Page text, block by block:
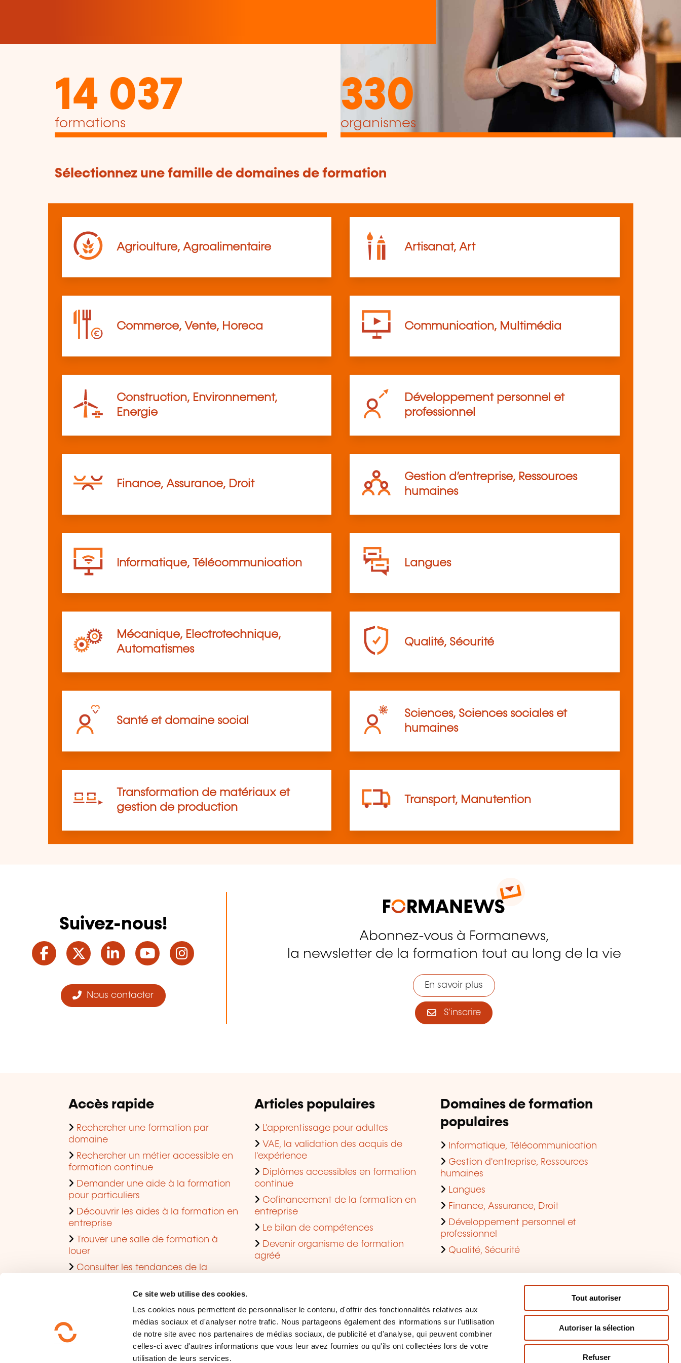
Ce site web utilise des cookies.
Les cookies nous permettent de personnaliser le contenu, d'offrir des fonctionnalités relatives aux
médias sociaux et d'analyser notre trafic. Nous partageons également des informations sur l'utilisation
de notre site avec nos partenaires de médias sociaux, de publicité et d'analyse, qui peuvent combiner
celles-ci avec d'autres informations que vous leur avez fournies ou qu'ils ont collectées lors de votre
utilisation de leurs services.
Tout autoriser
Autoriser la sélection
Refuser
14 037
formations
330
organismes
Sélectionnez une famille de domaines de formation
Agriculture, Agroalimentaire Artisanat, Art
Commerce, Vente, Horeca Communication, Multimédia
Construction, Environnement,
Energie
Développement personnel et
professionnel
Finance, Assurance, Droit
Gestion d’entreprise, Ressources
humaines
Informatique, Télécommunication Langues
Mécanique, Electrotechnique,
Automatismes
Qualité, Sécurité
Santé et domaine social
Sciences, Sciences sociales et
humaines
Transformation de matériaux et
gestion de production
Transport, Manutention
Suivez-nous!
Facebook
TwitterLinkedInYouTube
Nous contacter
Abonnez-vous à Formanews,
la newsletter de la formation tout au long de la vie
En savoir plus
S'inscrire
Accès rapide
Rechercher une formation par
domaine
Rechercher un métier accessible en
formation continue
Demander une aide à la formation
pour particuliers
Découvrir les aides à la formation en
entreprise
Trouver une salle de formation à
louer
Consulter les tendances de la
Articles populaires
L'apprentissage pour adultes
VAE, la validation des acquis de
l'expérience
Diplômes accessibles en formation
continue
Cofinancement de la formation en
entreprise
Le bilan de compétences
Devenir organisme de formation
agréé
Domaines de formation
populaires
Informatique, Télécommunication
Gestion d'entreprise, Ressources
humaines
Langues
Finance, Assurance, Droit
Développement personnel et
professionnel
Qualité, Sécurité